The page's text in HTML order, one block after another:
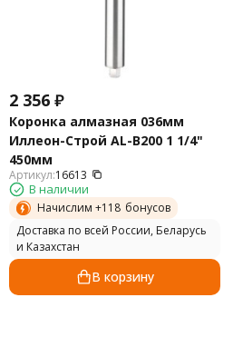
2 356 ₽
Коронка алмазная 036мм
Иллеон-Строй AL-B200 1 1/4"
450мм
Артикул:16613
В наличии
Начислим +118 бонусов
Доставка по всей России, Беларусь
и Казахстан
В корзину